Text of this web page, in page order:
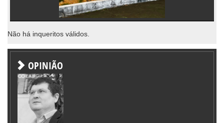
Não há inqueritos válidos.
OPINIÃO